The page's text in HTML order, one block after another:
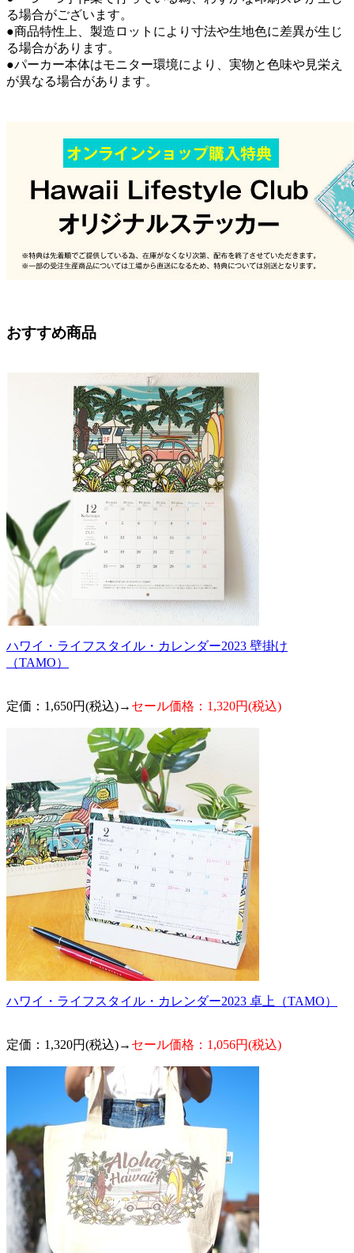
る場合がございます。
●商品特性上、製造ロットにより寸法や生地色に差異が生じ
る場合があります。
●パーカー本体はモニター環境により、実物と色味や見栄え
が異なる場合があります。
おすすめ商品
ハワイ・ライフスタイル・カレンダー2023 壁掛け
（TAMO）
定価：1,650円(税込)→ セール価格：1,320円(税込)
ハワイ・ライフスタイル・カレンダー2023 卓上（TAMO）
定価：1,320円(税込)→ セール価格：1,056円(税込)